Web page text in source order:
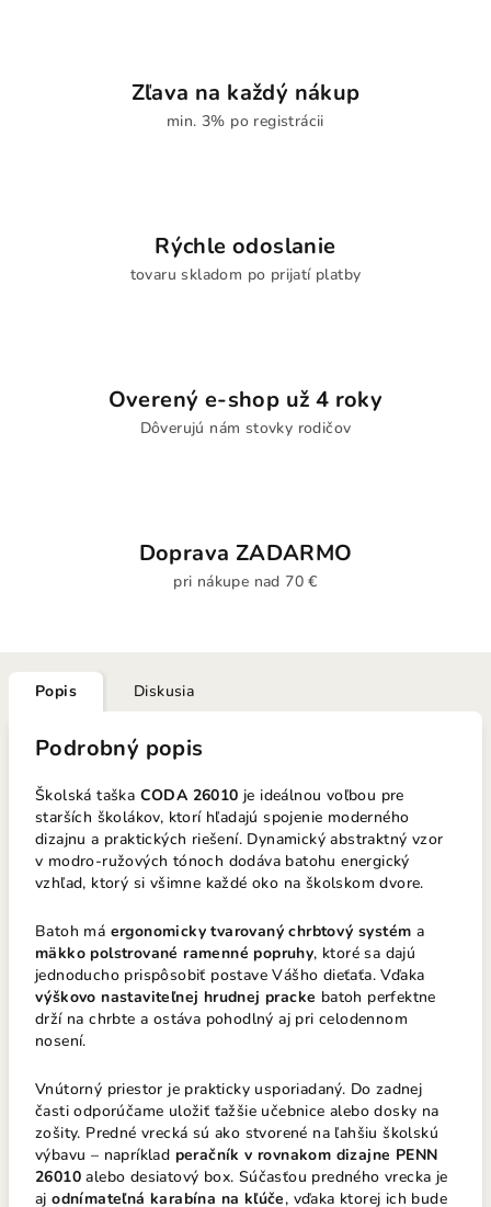
Zľava na každý nákup
min. 3% po registrácii
Rýchle odoslanie
tovaru skladom po prijatí platby
Overený e-shop už 4 roky
Dôverujú nám stovky rodičov
Doprava ZADARMO
pri nákupe nad 70 €
Popis Diskusia
Podrobný popis
Školská taška CODA 26010 je ideálnou voľbou pre
starších školákov, ktorí hľadajú spojenie moderného
dizajnu a praktických riešení. Dynamický abstraktný vzor
v modro-ružových tónoch dodáva batohu energický
vzhľad, ktorý si všimne každé oko na školskom dvore.
Batoh má ergonomicky tvarovaný chrbtový systém a
mäkko polstrované ramenné popruhy, ktoré sa dajú
jednoducho prispôsobiť postave Vášho dieťaťa. Vďaka
výškovo nastaviteľnej hrudnej pracke batoh perfektne
drží na chrbte a ostáva pohodlný aj pri celodennom
nosení.
Vnútorný priestor je prakticky usporiadaný. Do zadnej
časti odporúčame uložiť ťažšie učebnice alebo dosky na
zošity. Predné vrecká sú ako stvorené na ľahšiu školskú
výbavu – napríklad peračník v rovnakom dizajne PENN
26010 alebo desiatový box. Súčasťou predného vrecka je
ajodnímateľná karabína na kľúče, vďaka ktorej ich bude